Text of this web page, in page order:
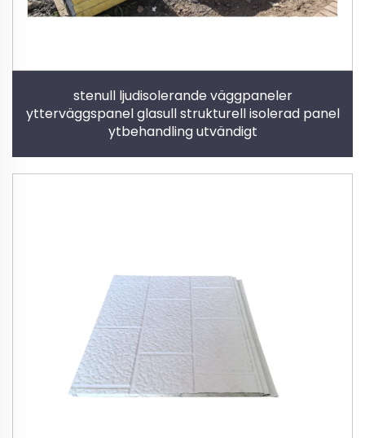
stenull ljudisolerande väggpaneler
ytterväggspanel glasull strukturell isolerad panel
ytbehandling utvändigt